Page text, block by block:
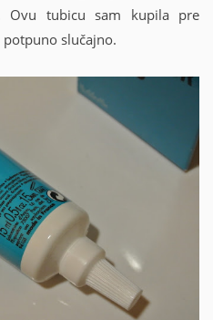
Ovu tubicu sam kupila pre
potpuno slučajno.